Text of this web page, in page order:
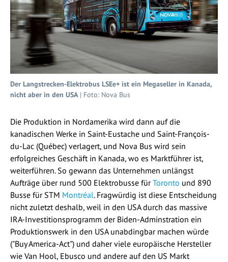
Der Langstrecken-Elektrobus LSEe+ ist ein Megaseller in Kanada,
nicht aber in den USA| Foto: Nova Bus
Die Produktion in Nordamerika wird dann auf die
kanadischen Werke in Saint-Eustache und Saint-François-
du-Lac (Québec) verlagert, und Nova Bus wird sein
erfolgreiches Geschäft in Kanada, wo es Marktführer ist,
weiterführen. So gewann das Unternehmen unlängst
Aufträge über rund 500 Elektrobusse fürToronto und 890
Busse für STM Montréal. Fragwürdig ist diese Entscheidung
nicht zuletzt deshalb, weil in den USA durch das massive
IRA-Investitionsprogramm der Biden-Adminstration ein
Produktionswerk in den USA unabdingbar machen würde
("Buy America-Act") und daher viele europäische Hersteller
wie Van Hool, Ebusco und andere auf den US Markt